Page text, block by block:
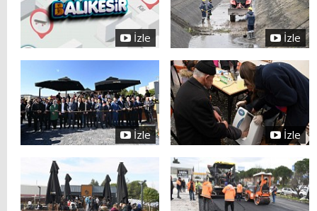
İzle İzle
İzle İzle